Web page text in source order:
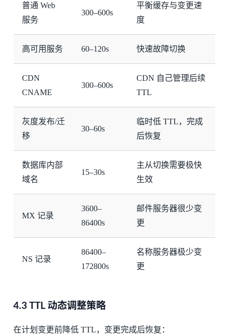
普通 Web
服务
300–600s
平衡缓存与变更速
度
高可用服务 60–120s 快速故障切换
CDN
CNAME
300–600s
CDN 自己管理后续
TTL
灰度发布/迁
移
30–60s
临时低 TTL，完成
后恢复
数据库内部
域名
15–30s
主从切换需要极快
生效
MX 记录
3600–
86400s
邮件服务器很少变
更
NS 记录
86400–
172800s
名称服务器极少变
更
4.3 TTL 动态调整策略
在计划变更前降低 TTL，变更完成后恢复：